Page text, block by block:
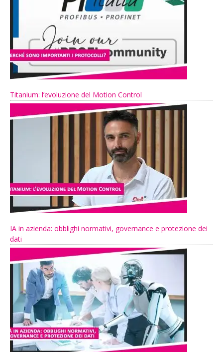
Titanium: l’evoluzione del Motion Control
IA in azienda: obblighi normativi, governance e protezione dei
dati